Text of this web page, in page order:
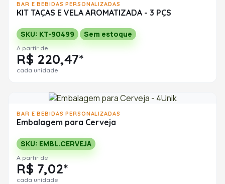
BAR E BEBIDAS PERSONALIZADAS
KIT TAÇAS E VELA AROMATIZADA - 3 PÇS
SKU: KT-90499 Sem estoque
A partir de
R$ 220,47*
cada unidade
BAR E BEBIDAS PERSONALIZADAS
Embalagem para Cerveja
SKU: EMBL.CERVEJA
A partir de
R$ 7,02*
cada unidade